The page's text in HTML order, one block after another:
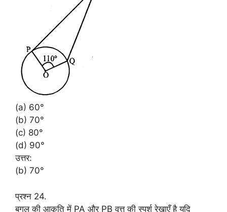
(a) 60°
(b) 70°
(c) 80°
(d) 90°
उत्तर:
(b) 70°
प्रश्न 24.
बगल की आकृति में PA और PB वृत्त की स्पर्श रेखाएँ है यदि